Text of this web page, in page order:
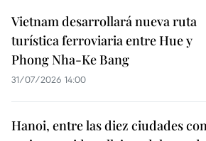
Vietnam desarrollará nueva ruta
turística ferroviaria entre Hue y
Phong Nha-Ke Bang
31/07/2026 14:00
Hanoi, entre las diez ciudades